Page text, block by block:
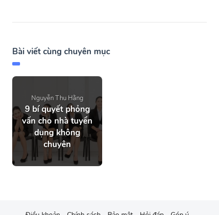
Bài viết cùng chuyên mục
Nguyễn Thu Hằng
9 bí quyết phỏng
vấn cho nhà tuyển
dụng không
chuyên